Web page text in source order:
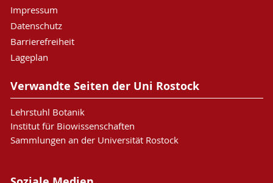
Impressum
Datenschutz
Barrierefreiheit
Lageplan
Verwandte Seiten der Uni Rostock
Lehrstuhl Botanik
Institut für Biowissenschaften
Sammlungen an der Universität Rostock